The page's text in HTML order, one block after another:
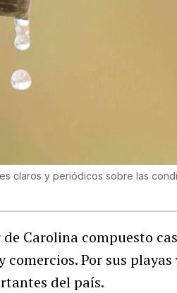
claros y periódicos sobre las
de Carolina compuesto
comercios. Por sus
del país.